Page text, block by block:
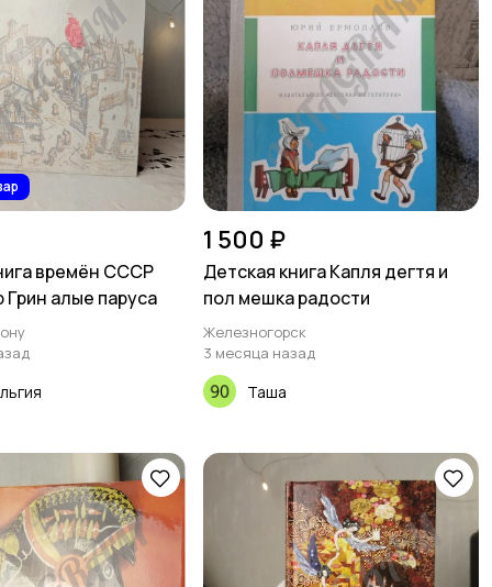
времён СССР
алые паруса
1 500 ₽
Детская книга Капля дегтя и
пол мешка радости
Железногорск
3 месяца назад
Таша